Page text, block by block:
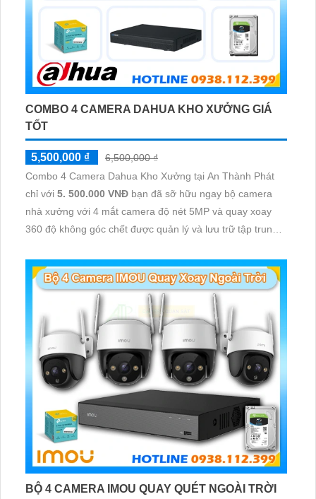
COMBO 4 CAMERA DAHUA KHO XƯỞNG GIÁ
TỐT
5,500,000 ₫
6,500,000 ₫
Combo 4 Camera Dahua Kho Xưởng tại An Thành Phát
chỉ với 5. 500.000 VNĐ bạn đã sỡ hữu ngay bộ camera
nhà xưởng với 4 mắt camera độ nét 5MP và quay xoay
360 độ không góc chết được quản lý và lưu trữ tập trung
BỘ 4 CAMERA IMOU QUAY QUÉT NGOÀI TRỜI